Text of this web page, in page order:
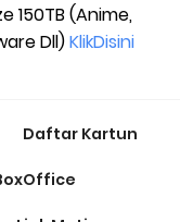
150TB (Anime,
Dll)KlikDisini
Daftar Kartun